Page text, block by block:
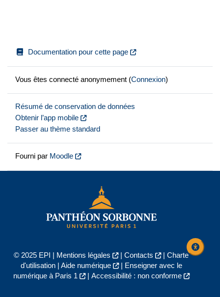
Documentation pour cette page
Vous êtes connecté anonymement (Connexion)
Résumé de conservation de données
Obtenir l’app mobile
Passer au thème standard
Fourni par Moodle
© 2025 EPI | Mentions légales | Contacts | Charte
d'utilisation| Aide numérique |
Enseigner avec le
numérique à Paris 1
| Accessibilité : non conforme